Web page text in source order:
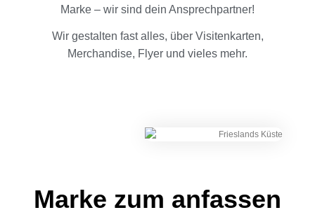
Marke – wir sind dein Ansprechpartner!
Wir gestalten fast alles, über Visitenkarten,
Merchandise, Flyer und vieles mehr.
Marke zum anfassen